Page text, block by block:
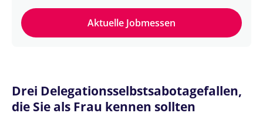
Aktuelle Jobmessen
Drei Delegationsselbstsabotagefallen,
die Sie als Frau kennen sollten